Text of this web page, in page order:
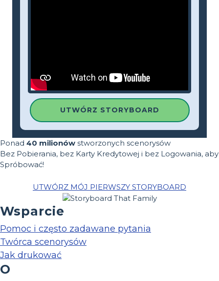
UTWÓRZ STORYBOARD
Ponad 40 milionów stworzonych scenorysów
Bez Pobierania, bez Karty Kredytowej i bez Logowania, aby
Spróbować!
UTWÓRZ MÓJ PIERWSZY STORYBOARD
Wsparcie
Pomoc i często zadawane pytania
Twórca scenorysów
Jak drukować
O